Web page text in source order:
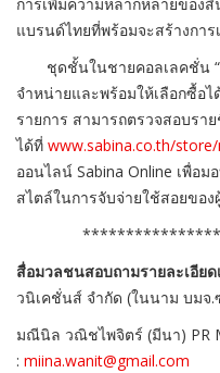
การเพิ่มความหลากหลายของสิ
แบรนด์ไทยที่พร้อมจะสร้างกา
ชุดชั้นในชายคอลเลคชั่น “
จำหน่ายและพร้อมให้เลือกซื้อ
รายการ สามารถตรวจสอบรา
ได้ที่ www.sabina.co.th/store/
ออนไลน์ Sabina Online เพื่อ
สไตล์ในการจับจ่ายใช้สอยขอ
สื่อมวลชนสอบถามรายละเอียด
วนิเคชั่นส์ จำกัด (ในนาม บมจ
มณีนิล วณิชไพจิตร์ (มีนา) PR
: miina.wanit@gmail.com